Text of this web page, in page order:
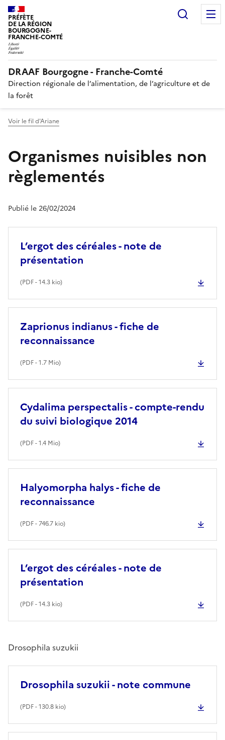
PRÉFÈTE
DE LA RÉGION
BOURGOGNE-
FRANCHE-COMTÉ
DRAAF Bourgogne - Franche-Comté
Direction régionale de l’alimentation, de l’agriculture et de
la forêt
Voir le fil d'Ariane
Organismes nuisibles non
règlementés
Publié le 26/02/2024
L’ergot des céréales - note de
présentation
(PDF- 14.3 kio)
Zaprionus indianus - fiche de
reconnaissance
(PDF- 1.7 Mio)
Cydalima perspectalis - compte-rendu
du suivi biologique 2014
(PDF- 1.4 Mio)
Halyomorpha halys - fiche de
reconnaissance
(PDF- 746.7 kio)
L’ergot des céréales - note de
présentation
(PDF- 14.3 kio)
Drosophila suzukii
Drosophila suzukii - note commune
(PDF- 130.8 kio)